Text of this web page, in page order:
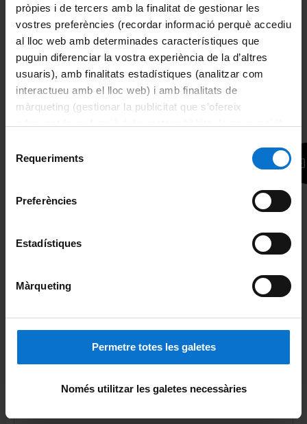
pròpies i de tercers amb la finalitat de gestionar les
vostres preferències (recordar informació perquè accediu
al lloc web amb determinades característiques que
puguin diferenciar la vostra experiència de la d’altres
usuaris), amb finalitats estadístiques (analitzar com
interactueu amb el lloc web) i amb finalitats de
màrqueting (gestionar la publicitat que s’ofereix
consultar laPolítica de galetes del lloc web de la
Requeriments
Preferències
Estadístiques
Màrqueting
Permetre totes les galetes
Només utilitzar les galetes necessàries
Certificació
"Jo volia aprendre, però també volia un paper
que certifiqués el meu nivell!"- Eric
L'EIM certifica el vostre nivell d'idiomes, un certificat
reconegut per la Generalitat de Catalunya i altres
institucions.
Prova d'acreditació personalitzada
"Pensava que no podria sol·licitar el Màster
l'EIM va solucionar-ho ràpidament!" - Arnau
Més informació
Nom:*
Correu electrònic:*